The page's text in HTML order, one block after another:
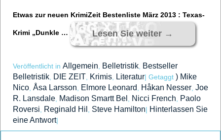
Etwas zur neuen KrimiZeit Bestenliste März 2013 : Texas-
Krimi „Dunkle … Lesen Sie weiter →
Veröffentlicht in Allgemein Belletristik Bestseller
Belletristik DIE ZEIT Krimis Literatur| Getaggt ) Mike
Nico Åsa Larsson Elmore Leonard Håkan Nesser Joe
R. Lansdale Madison Smartt Bel Nicci French
Paolo
Roversi
Reginald Hil Steve Hamilton| Hinterlassen Sie
eine Antwort|